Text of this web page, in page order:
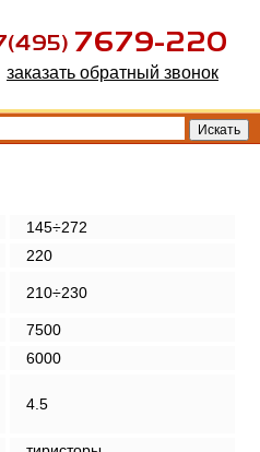
заказать обратный звонок
145÷272
220
210÷230
7500
6000
4.5